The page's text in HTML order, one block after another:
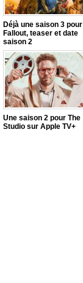
Déjà une saison 3 pour
Fallout, teaser et date
saison 2
Une saison 2 pour The
Studio sur Apple TV+